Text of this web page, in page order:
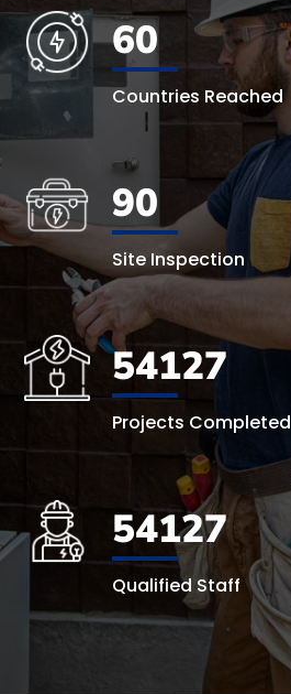
60
Countries Reached
90
Site Inspection
54127
Projects Completed
54127
Qualified Staff